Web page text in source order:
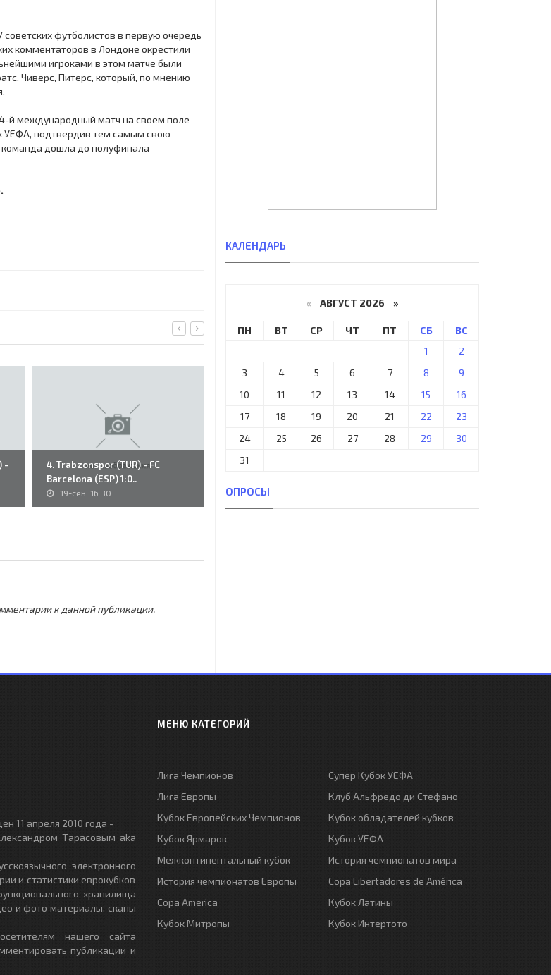
футболистов в первую очередь
комментаторов в Лондоне окрестили
игроками в этом матче были
Чиверс, Питерс, который, по мнению
й международный матч на своем поле
УЕФА, подтвердив тем самым свою
дошла до полуфинала
-
4. Trabzonspor (TUR) - FC
Barcelona (ESP) 1:0..
19-сен, 16:30
P&#233;csi D&#243;zsa S.C.
03-дек, 08:03
к данной публикации.
КАЛЕНДАРЬ
« АВГУСТ 2026 »
ПН ВТ СР ЧТ ПТ СБ
ВС
1
2
3
4 5 6 7 8
9
10
11 12 13 14 15
16
17
18 19 20 21 22
23
24
25 26 27 28 29
30
31
ОПРОСЫ
11 апреля 2010 года -
Тарасовым aka
электронного
и статистики еврокубков
хранилища
и фото материалы, сканы
нашего сайта
публикации и
МЕНЮ КАТЕГОРИЙ
Лига Чемпионов
Лига Европы
Кубок Европейских Чемпионов
Кубок Ярмарок
Межконтинентальный кубок
История чемпионатов Европы
Copa America
Кубок Митропы
Супер Кубок УЕФА
Клуб Альфредо ди Стефано
Кубок обладателей кубков
Кубок УЕФА
История чемпионатов мира
Copa Libertadores de América
Кубок Латины
Кубок Интертото